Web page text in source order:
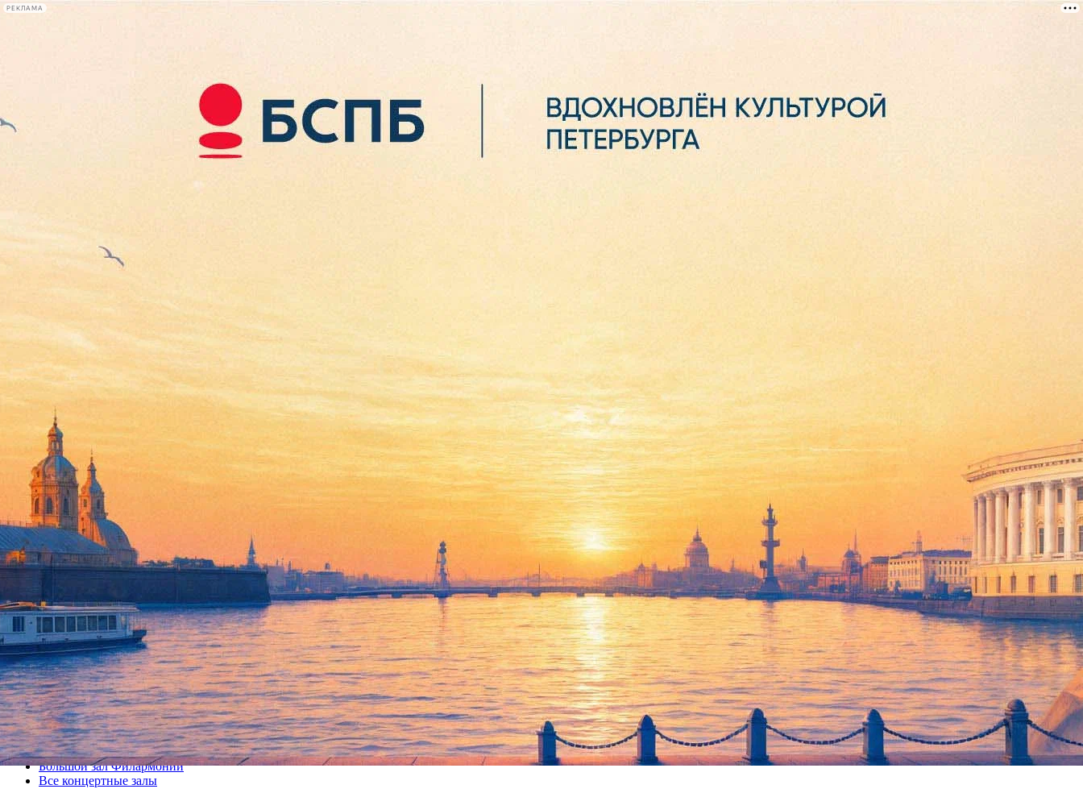
РЕКЛАМА
лекции
книги
«Площадь Искусств» украсят рисунки на воде и лауреаты Grammy
14 декабря 2019, суббота-24 декабря 2019, вторник
Версия для печати
Все концерты
Большой зал Филармонии
Все концертные залы